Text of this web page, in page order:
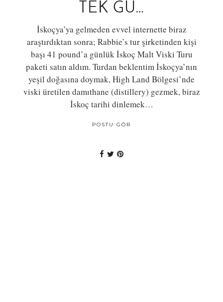
TEK GÜ…
İskoçya’ya gelmeden evvel internette biraz
araştırdıktan sonra; Rabbie’s tur şirketinden kişi
başı 41 pound’a günlük İskoç Malt Viski Turu
paketi satın aldım. Turdan beklentim İskoçya’nın
yeşil doğasına doymak, High Land Bölgesi’nde
viski üretilen damıthane (distillery) gezmek, biraz
İskoç tarihi dinlemek…
POSTU GÖR